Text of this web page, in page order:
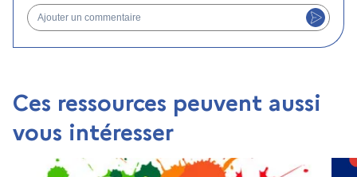
Ajouter un commentaire
Ces ressources peuvent aussi
vous intéresser